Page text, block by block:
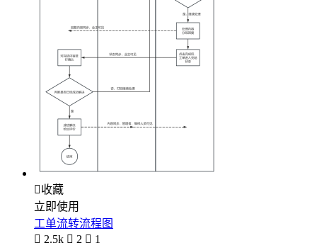
收藏
立即使用
工单流转流程图
 2.5k  2  1